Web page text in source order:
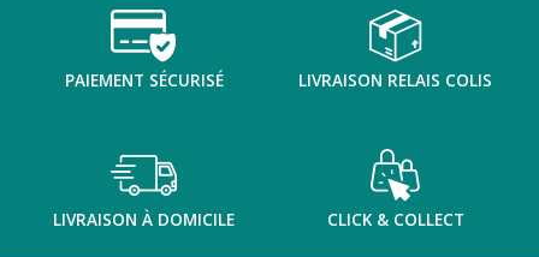
PAIEMENT SÉCURISÉ LIVRAISON RELAIS COLIS
LIVRAISON À DOMICILE CLICK & COLLECT